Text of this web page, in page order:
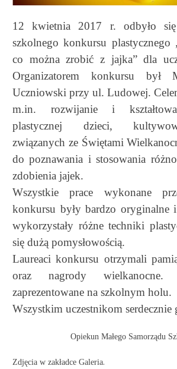
12 kwietnia 2017 r. odbyło się
szkolnego konkursu plastycznego
co można zrobić z jajka” dla
Organizatorem konkursu był
Uczniowski przy ul. Ludowej.
m.in. rozwijanie i
plastycznej dzieci,
związanych ze Świętami
do poznawania i stosowania
zdobienia jajek.
Wszystkie prace wykonane
konkursu były bardzo oryginalne
wykorzystały różne techniki
się dużą pomysłowością.
Laureaci konkursu otrzymali
oraz nagrody wielkanocne.
zaprezentowane na szkolnym holu.
Wszystkim uczestnikom serdecznie
Opiekun Małego Samorządu
Zdjęcia w zakładce Galeria.